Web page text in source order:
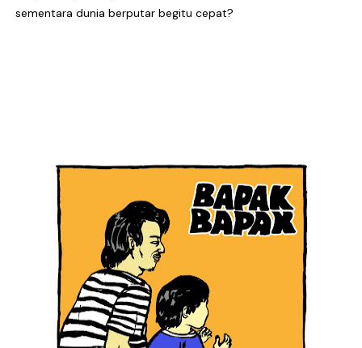
Given Rayakan Rasa Kagum dan Jatuh Cinta Lewat
sementara dunia berputar begitu cepat?